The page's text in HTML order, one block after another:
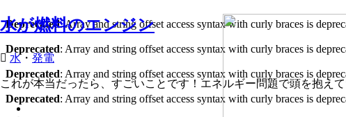
Deprecated: Array and string offset access syntax with curly braces is
Deprecated: Array and string offset access syntax with curly braces is
Deprecated: Array and string offset access syntax with curly braces is
Deprecated: Array and string offset access syntax with curly braces is
水が燃料のエンジン
水・ 発電
これが本当だったら、すごいことです！エネルギー問題で頭を抱え